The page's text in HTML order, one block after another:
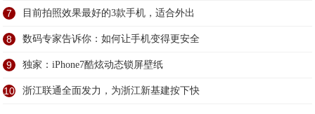
7 目前拍照效果最好的3款手机，适合外出
8 数码专家告诉你：如何让手机变得更安全
9 独家：iPhone7酷炫动态锁屏壁纸
10 浙江联通全面发力，为浙江新基建按下快